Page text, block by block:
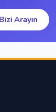
Bizi Arayın